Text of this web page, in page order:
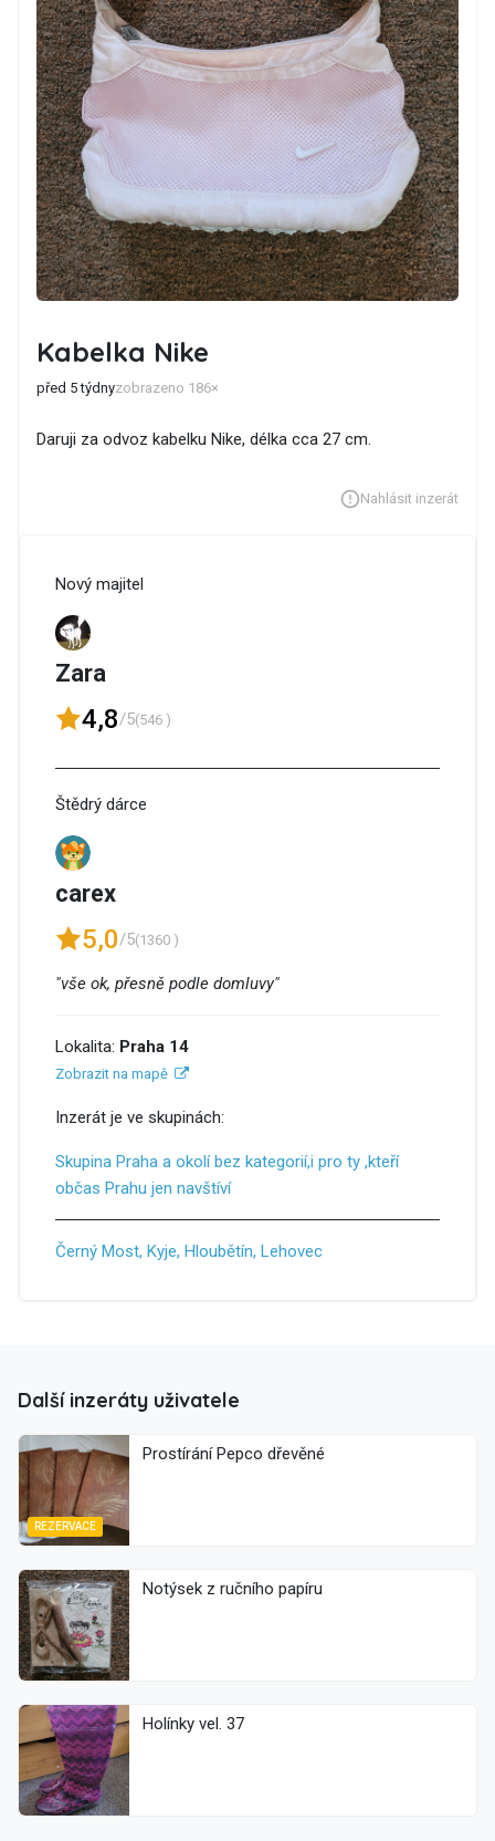
Kabelka Nike
před 5 týdnyzobrazeno 186×
Daruji za odvoz kabelku Nike, délka cca 27 cm.
Nahlásit inzerát
Nový majitel
Zara
4,8/5(546 )
Štědrý dárce
carex
5,0/5(1360 )
"vše ok, přesně podle domluvy"
Lokalita: Praha 14
Zobrazit na mapě
Inzerát je ve skupinách:
Skupina Praha a okolí bez kategorií,i pro ty ,kteří
občas Prahu jen navštíví
Černý Most, Kyje, Hloubětín, Lehovec
Další inzeráty uživatele
REZERVACE
Prostírání Pepco dřevěné
Notýsek z ručního papíru
Holínky vel. 37